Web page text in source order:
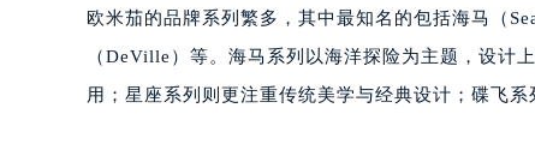
欧米茄的品牌系列繁多，其中最知名的包括海马（
（DeVille）等。海马系列以海洋探险为主题，设计
用；星座系列则更注重传统美学与经典设计；碟飞系